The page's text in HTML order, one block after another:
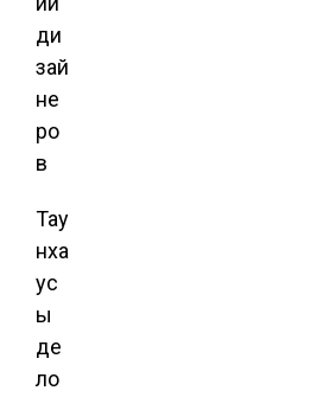
Тау
нха
ус
ы
де
ло